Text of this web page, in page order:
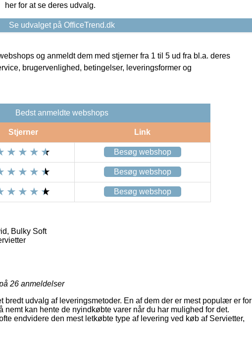
her for at se deres udvalg.
Se udvalget på OfficeTrend.dk
og anmeldt dem med stjerner fra 1 til 5 ud fra bl.a. deres
brugervenlighed, betingelser, leveringsformer og
Bedst anmeldte webshops
Stjerner Link
Besøg webshop
Besøg webshop
Besøg webshop
Bulky Soft
26 anmeldelser
bredt udvalg af leveringsmetoder. En af dem der er mest populær er for
kan hente de nyindkøbte varer når du har mulighed for det.
endvidere den mest letkøbte type af levering ved køb af Servietter,